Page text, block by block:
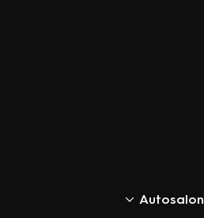
Autosalon